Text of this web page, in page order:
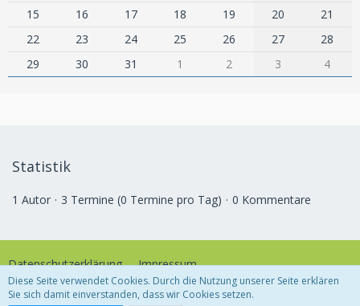
15
16 17 18 19 20
21
22
23 24 25 26 27
28
29
30 31 1 2 3 4
Statistik
1 Autor 3 Termine (0 Termine pro Tag) 0 Kommentare
Datenschutzerklärung Impressum
Diese Seite verwendet Cookies. Durch die Nutzung unserer Seite erklären
Sie sich damit einverstanden, dass wir Cookies setzen.